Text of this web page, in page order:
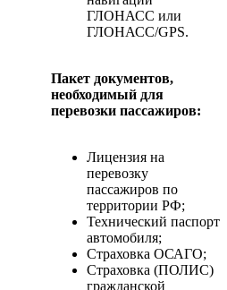
ГЛОНАСС или
ГЛОНАСС/GPS.
Пакет документов,
необходимый для
перевозки пассажиров:
Лицензия на
перевозку
пассажиров по
территории РФ;
Технический паспорт
автомобиля;
Страховка ОСАГО;
Страховка (ПОЛИС)
гражданской